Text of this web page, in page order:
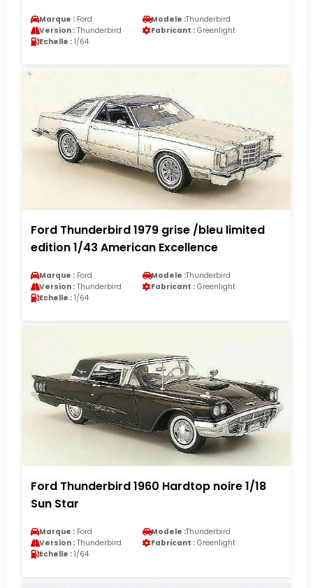
Marque : Ford Modele :Thunderbird
Version : Thunderbird Fabricant : Greenlight
Echelle : 1/64
Ford Thunderbird 1979 grise /bleu limited
edition 1/43 American Excellence
Marque : Ford Modele :Thunderbird
Version : Thunderbird Fabricant : Greenlight
Echelle : 1/64
Ford Thunderbird 1960 Hardtop noire 1/18
Sun Star
Marque : Ford Modele :Thunderbird
Version : Thunderbird Fabricant : Greenlight
Echelle : 1/64